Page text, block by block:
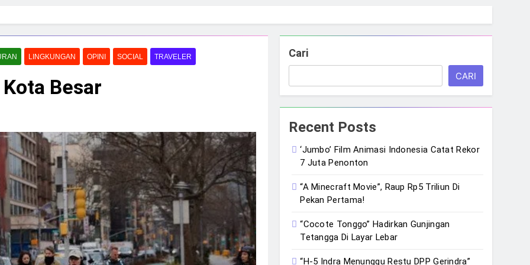
LINGKUNGAN OPINI SOCIAL TRAVELER
Besar
Cari
CARI
Recent Posts
‘Jumbo’ Film Animasi Indonesia Catat Rekor
7 Juta Penonton
“A Minecraft Movie”, Raup Rp5 Triliun Di
Pekan Pertama!
“Cocote Tonggo” Hadirkan Gunjingan
Tetangga Di Layar Lebar
“H-5 Indra Menunggu Restu DPP Gerindra”